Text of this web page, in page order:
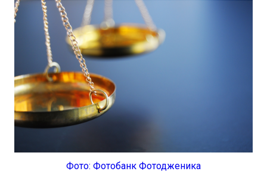
Фото: Фотобанк Фотодженика